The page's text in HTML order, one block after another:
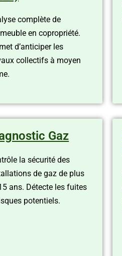
complète de
en copropriété.
d’anticiper les
collectifs à moyen
Gaz
la sécurité des
de gaz de plus
ans. Détecte les fuites
potentiels.